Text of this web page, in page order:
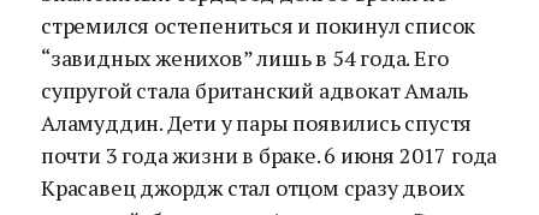
стремился остепениться и покинул список
“завидных женихов” лишь в 54 года. Его
супругой стала британский адвокат Амаль
Аламуддин. Дети у пары появились спустя
почти 3 года жизни в браке. 6 июня 2017 года
Красавец джордж стал отцом сразу двоих